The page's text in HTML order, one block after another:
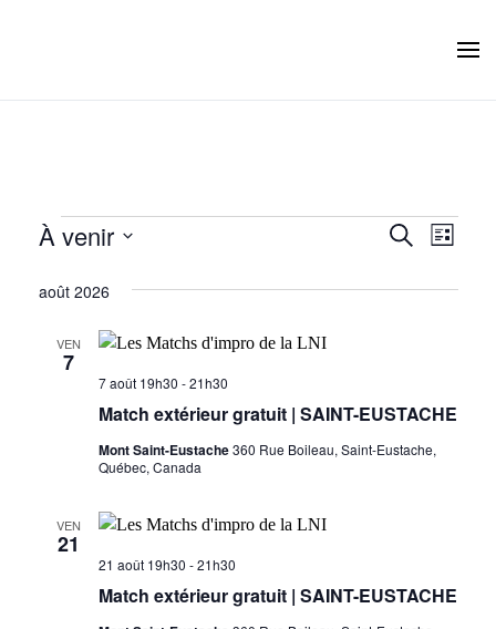
Évènements Recherche
Liste
À venir
une
août 2026
VEN
7
Match extérieur gratuit | SAINT-EUSTACHE
7 août 19h30 -21h30
Mont Saint-Eustache360 Rue Boileau, Saint-Eustache,
Québec, Canada
VEN
21
Match extérieur gratuit | SAINT-EUSTACHE
21 août 19h30 -21h30